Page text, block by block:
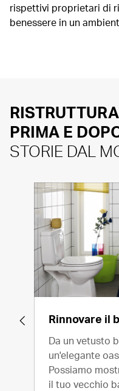
rispettivi proprietari di
benessere in un
PRIMA E
STORIE DAL
Rinnovare il
Da un vetusto
un'elegante
Possiamo
il tuo vecchio